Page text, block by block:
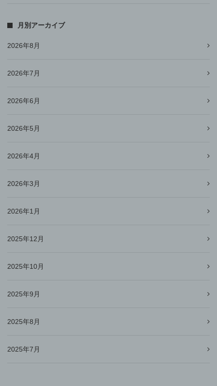
月別アーカイブ
2026年8月
2026年7月
2026年6月
2026年5月
2026年4月
2026年3月
2026年1月
2025年12月
2025年10月
2025年9月
2025年8月
2025年7月